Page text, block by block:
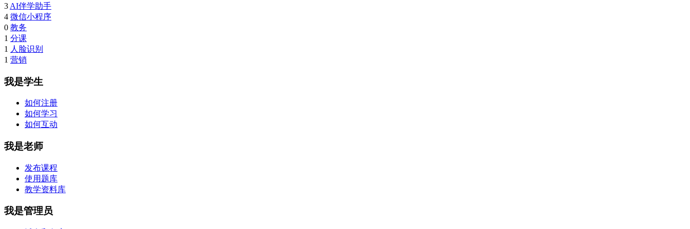
3 AI伴学助手
4 微信小程序
0 教务
1 分课
1 人脸识别
1 营销
我是学生
如何注册
如何学习
如何互动
我是老师
发布课程
使用题库
教学资料库
我是管理员